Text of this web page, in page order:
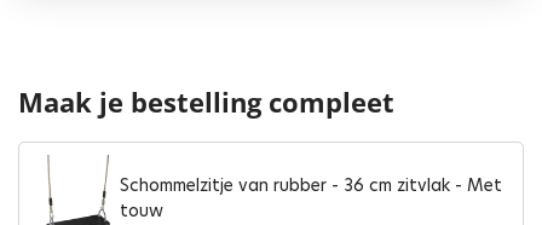
Maak je bestelling compleet
Schommelzitje van rubber - 36 cm zitvlak - Met
touw